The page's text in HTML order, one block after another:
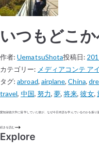
いつもどこ
作者:UematsuShota投稿日:
カテゴリー: メディアコンテ ア
タグ:abroad, airplane,China,
travel, 中国, 努力, 夢,将来,彼女,
愛知淑徳大学に留学していた彼が、なぜ今日本語を学んでいるのかを振り
続きを読む
Explore